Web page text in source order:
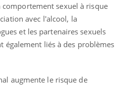
sexuel à risque
avec l'alcool, la
et les partenaires sexuels
également liés à des problèmes
augmente le risque de